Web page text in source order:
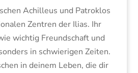
Achilleus und Patroklos
Zentren der Ilias. Ihr
wichtig Freundschaft und
in schwierigen Zeiten.
in deinem Leben, die dir